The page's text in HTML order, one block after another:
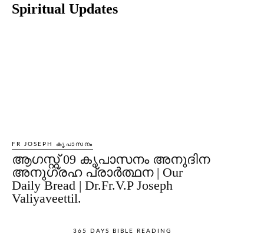
Spiritual Updates
FR JOSEPH കൃപാസനം
ആഗസ്റ്റ് 09 കൃപാസനം അനുദിന
അനുഗ്രഹ പ്രാർത്ഥന | Our
Daily Bread | Dr.Fr.V.P Joseph
Valiyaveettil.
365 DAYS BIBLE READING